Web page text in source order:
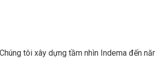
tôi xây dựng tầm nhìn Indema đến